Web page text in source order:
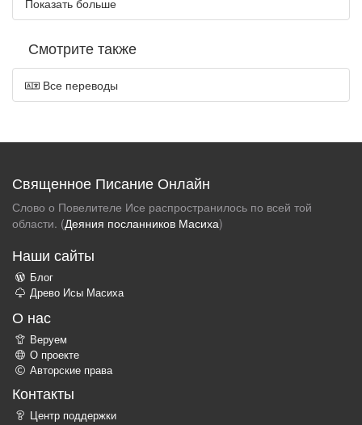
Смотрите также
Все переводы
Священное Писание Онлайн
Слово о Повелителе Исе распространилось по всей той
области. (Деяния посланников Масиха)
Наши сайты
Блог
Древо Исы Масиха
О нас
Веруем
О проекте
Авторские права
Контакты
Центр поддержки